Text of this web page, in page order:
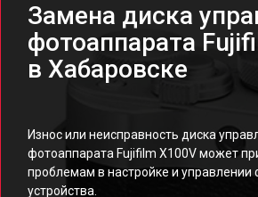
Замена диска
фотоаппарата
в Хабаровске
Износ или неисправность диска
фотоаппарата Fujifilm X100V может
проблемам в настройке и управлении
устройства.